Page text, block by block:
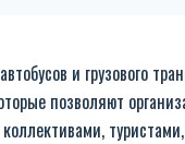
и грузового
позволяют